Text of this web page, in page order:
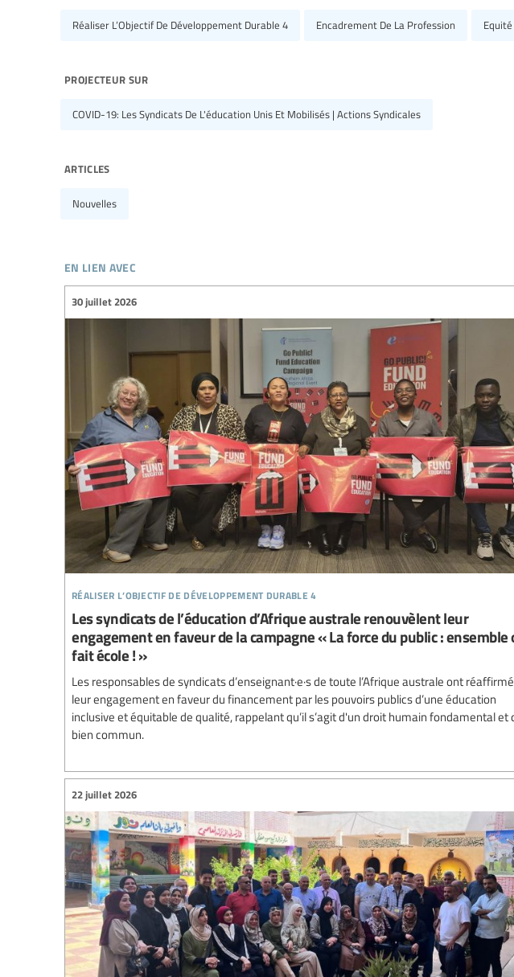
Réaliser L’Objectif De Développement Durable 4 Encadrement De La Profession
projecteur sur
COVID-19: Les Syndicats De L'éducation Unis Et Mobilisés | Actions Syndicales
articles
Nouvelles
en lien avec
réaliser l’objectif de développement durable 4
30 juillet 2026
Les syndicats de l’éducation d’Afrique australe renouvèlent leur
engagement en faveur de la campagne « La force du public : ensemble
fait école ! »
Les responsables de syndicats d’enseignant·e·s de toute l’Afrique australe ont réaffirmé
leur engagement en faveur du financement par les pouvoirs publics d’une éducation
inclusive et équitable de qualité, rappelant qu’il s’agit d'un droit humain fondamental et
bien commun.
22 juillet 2026